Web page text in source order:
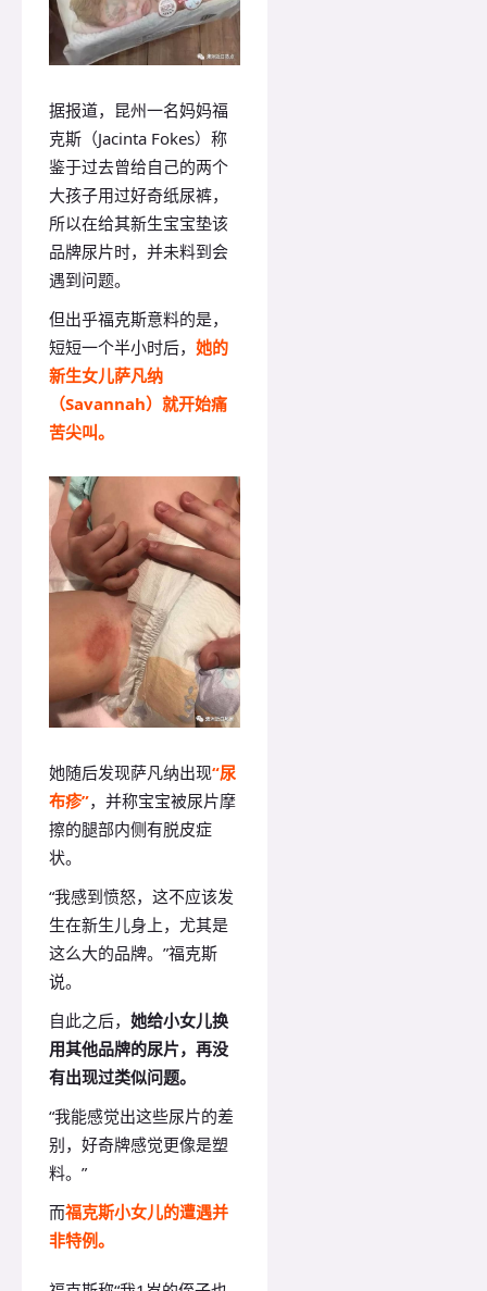
据报道，昆州一名妈妈福
克斯（Jacinta Fokes）称
鉴于过去曾给自己的两个
大孩子用过好奇纸尿裤，
所以在给其新生宝宝垫该
品牌尿片时，并未料到会
遇到问题。
但出乎福克斯意料的是，
短短一个半小时后， 她的
新生女儿萨凡纳
（Savannah）就开始痛
苦尖叫。
她随后发现萨凡纳出现“尿
布疹”，并称宝宝被尿片摩
擦的腿部内侧有脱皮症
状。
“我感到愤怒，这不应该发
生在新生儿身上，尤其是
这么大的品牌。”福克斯
说。
自此之后， 她给小女儿换
用其他品牌的尿片，再没
有出现过类似问题。
“我能感觉出这些尿片的差
别，好奇牌感觉更像是塑
料。”
而福克斯小女儿的遭遇并
非特例。